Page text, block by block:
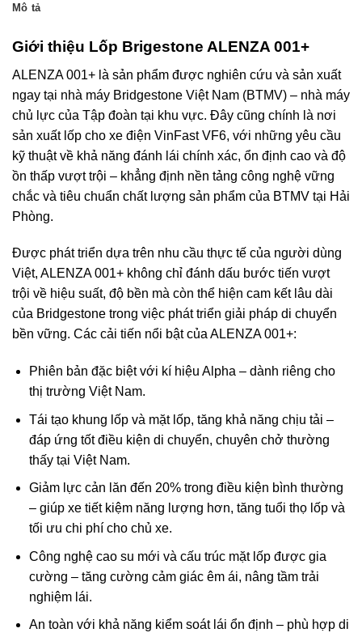
Mô tả
Giới thiệu Lốp Brigestone ALENZA 001+
ALENZA 001+ là sản phẩm được nghiên cứu và sản xuất
ngay tại nhà máy Bridgestone Việt Nam (BTMV) – nhà máy
chủ lực của Tập đoàn tại khu vực. Đây cũng chính là nơi
sản xuất lốp cho xe điện VinFast VF6, với những yêu cầu
kỹ thuật về khả năng đánh lái chính xác, ổn định cao và độ
ồn thấp vượt trội – khẳng định nền tảng công nghệ vững
chắc và tiêu chuẩn chất lượng sản phẩm của BTMV tại Hải
Phòng.​
Được phát triển dựa trên nhu cầu thực tế của người dùng
Việt, ALENZA 001+ không chỉ đánh dấu bước tiến vượt
trội về hiệu suất, độ bền mà còn thể hiện cam kết lâu dài
của Bridgestone trong việc phát triển giải pháp di chuyển
bền vững. Các cải tiến nổi bật của ALENZA 001+:​
Phiên bản đặc biệt với kí hiệu Alpha – dành riêng cho
thị trường Việt Nam.​
Tái tạo khung lốp và mặt lốp, tăng khả năng chịu tải –
đáp ứng tốt điều kiện di chuyển, chuyên chở thường
thấy tại Việt Nam.​
Giảm lực cản lăn đến 20% trong điều kiện bình thường
– giúp xe tiết kiệm năng lượng hơn, tăng tuổi thọ lốp và
tối ưu chi phí cho chủ xe.​​
Công nghệ cao su mới và cấu trúc mặt lốp được gia
cường – tăng cường cảm giác êm ái, nâng tầm trải
nghiệm lái. ​​
An toàn với khả năng kiểm soát lái ổn định – phù hợp di